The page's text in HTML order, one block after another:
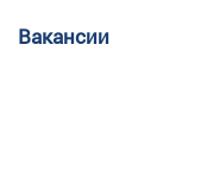
Вакансии